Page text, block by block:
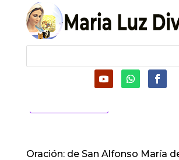
Oración: de San Alfonso María